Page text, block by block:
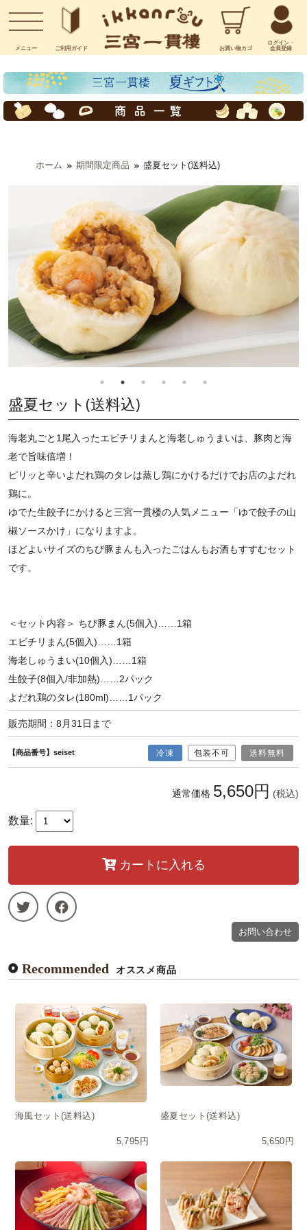
メニュー ご利用 ガイド お買い物カゴ
ログイン・
会員登録
お問い合わせ
ホーム 期間限定商品 盛夏セット(送料込)
盛夏セット(送料込)
海老丸ごと1尾入ったエビチリまんと海老しゅうまいは、豚肉と海
老で旨味倍増！
ピリッと辛いよだれ鶏のタレは蒸し鶏にかけるだけでお店のよだれ
鶏に。
ゆでた生餃子にかけると三宮一貫楼の人気メニュー「ゆで餃子の山
椒ソースかけ」になりますよ。
ほどよいサイズのちび豚まんも入ったごはんもお酒もすすむセット
です。
＜セット内容＞ ちび豚まん(5個入)……1箱
エビチリまん(5個入)……1箱
海老しゅうまい(10個入)……1箱
生餃子(8個入/非加熱)……2パック
よだれ鶏のタレ(180ml)……1パック
販売期間：8月31日まで
【商品番号】seiset 冷凍 包装不可 送料無料
通常価格 5,650円 (税込)
数量:
カートに入れる
お問い合わせ
Recommended オススメ商品
海風セット(送料込)
5,795円
盛夏セット(送料込)
5,650円